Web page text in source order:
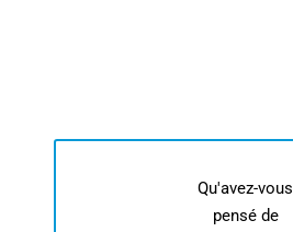
Qu'avez-vous
pensé de